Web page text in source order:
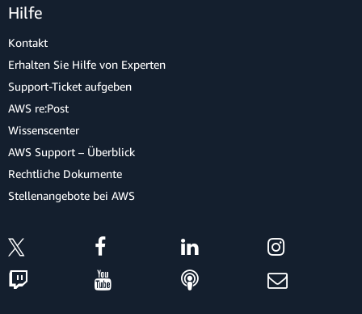
Hilfe
Kontakt
Erhalten Sie Hilfe von Experten
Support-Ticket aufgeben
AWS re:Post
Wissenscenter
AWS Support – Überblick
Rechtliche Dokumente
Stellenangebote bei AWS